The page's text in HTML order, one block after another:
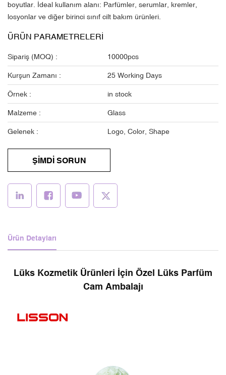
boyutlar. İdeal kullanım alanı: Parfümler, serumlar, kremler,
losyonlar ve diğer birinci sınıf cilt bakım ürünleri.
ÜRÜN PARAMETRELERI
Sipariş (MOQ) : 10000pcs
Kurşun Zamanı : 25 Working Days
Örnek : in stock
Malzeme : Glass
Gelenek : Logo, Color, Shape
ŞİMDİ SORUN
Ürün Detayları
Lüks Kozmetik Ürünleri İçin Özel Lüks Parfüm
Cam Ambalajı